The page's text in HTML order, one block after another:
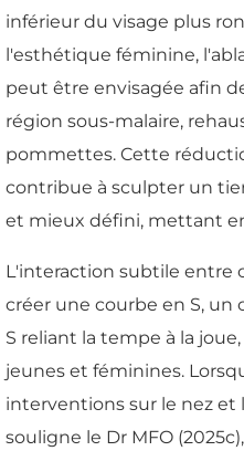
inférieur du visage plus
l'esthétique féminine,
peut être envisagée afin
région sous-malaire,
pommettes. Cette
contribue à sculpter un
et mieux défini, mettant
L'interaction subtile entre
créer une courbe en S,
S reliant la tempe à la
jeunes et féminines.
interventions sur le nez et
souligne le Dr MFO